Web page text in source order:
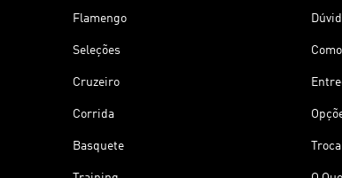
Flamengo
Seleções
Cruzeiro
Corrida
Basquete